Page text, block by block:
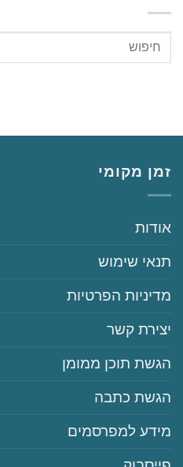
זמן מקומי
‏‏אודות
‏‏תנאי שימוש
‏‏מדיניות הפרטיות
‏יצירת קשר
‏הגשת תוכן ממומן
‏הגשת כתבה
‏‏מידע למפרסמים